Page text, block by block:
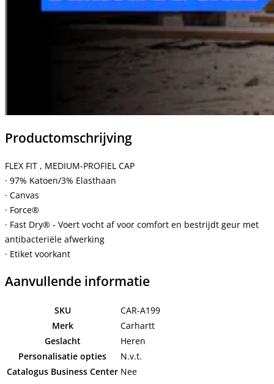
Productomschrijving
FLEX FIT , MEDIUM-PROFIEL CAP
· 97% Katoen/3% Elasthaan
· Canvas
· Force®
· Fast Dry® - Voert vocht af voor comfort en bestrijdt geur met
antibacteriële afwerking
· Etiket voorkant
Aanvullende informatie
SKU
CAR-A199
Merk
Carhartt
Geslacht
Heren
Personalisatie opties
N.v.t.
Catalogus Business Center Nee